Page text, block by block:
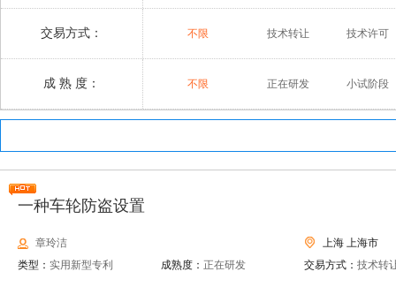
交易方式： 不限 技术转让 技术许可
成 熟 度： 不限 正在研发 小试阶段
一种车轮防盗设置
章玲洁
上海 上海市
类型： 实用新型专利 成熟度： 正在研发 交易方式： 技术转